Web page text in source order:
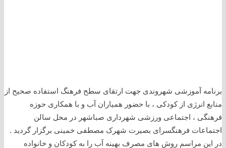
برنامه آموزشی شهروندی جهت ارتقای سطح فرهنگ استفاده صحیح از
منابع انرژی از کودکی ، با حضور همیاران آب و با همکاری حوزه
فرهنگی ، اجتماعی ورزشی شهرداری صباشهر در محل سالن
اجتماعات فرهنگسرای بصیرت شهرک مصطفی خمینی برگزار گردید .
در این مراسم روش های مصرف بهینه آب را به کودکان و خانواده